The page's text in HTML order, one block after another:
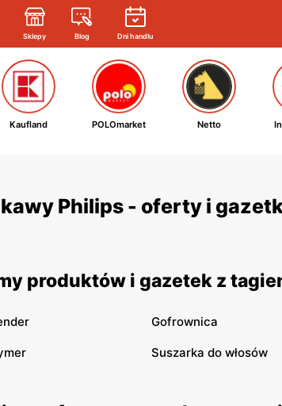
Sklepy Blog Dni handlu
Kaufland POLOmarket Netto
kawy Philips - oferty i
produktów i gazetek z
Gofrownica
Suszarka do włosów